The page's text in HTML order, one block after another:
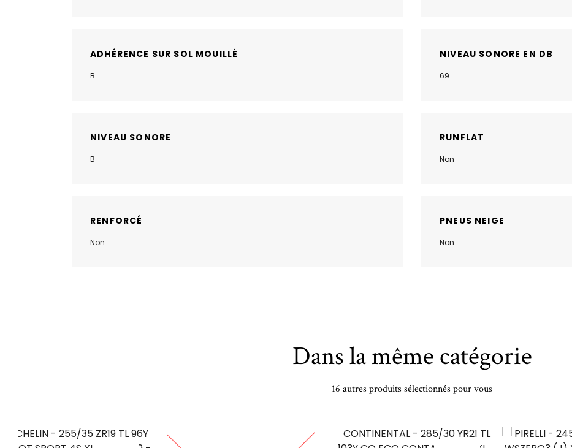
ADHÉRENCE SUR SOL MOUILLÉ
B
NIVEAU SONORE EN DB
69
NIVEAU SONORE
B
RUNFLAT
Non
RENFORCÉ
Non
PNEUS NEIGE
Non
Dans la même catégorie
16 autres produits sélectionnés pour vous